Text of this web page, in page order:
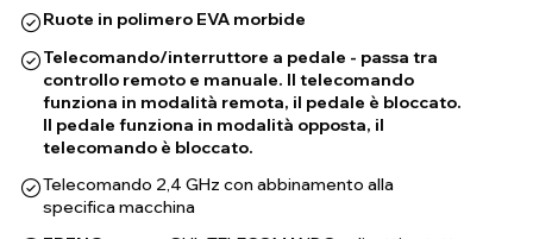
Ruote in polimero EVA morbide
Telecomando/interruttore a pedale - passa tra
controllo remoto e manuale. Il telecomando
funziona in modalità remota, il pedale è bloccato.
Il pedale funziona in modalità opposta, il
telecomando è bloccato.
Telecomando 2,4 GHz con abbinamento alla
specifica macchina